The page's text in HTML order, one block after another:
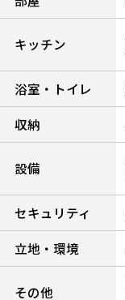
キッチン
浴室・トイレ
収納
設備
セキュリティ
立地・環境
その他